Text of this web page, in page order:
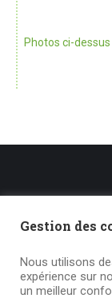
Photos ci-
Mentions légales
Gestion des
Nous utilisons
expérience sur
un meilleur